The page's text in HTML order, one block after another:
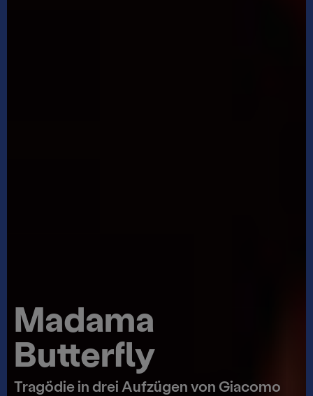
Madama
Butterfly
Tragödie in drei Aufzügen von Giacomo